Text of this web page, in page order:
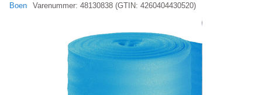
Boen Varenummer: 48130838 (GTIN: 4260404430520)